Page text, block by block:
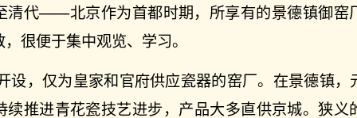
清代——北京作为首都时期，所享有的景德镇御窑
很便于集中观览、学习。
设，仅为皇家和官府供应瓷器的窑厂。在景德镇，
续推进青花瓷技艺进步，产品大多直供京城。狭义